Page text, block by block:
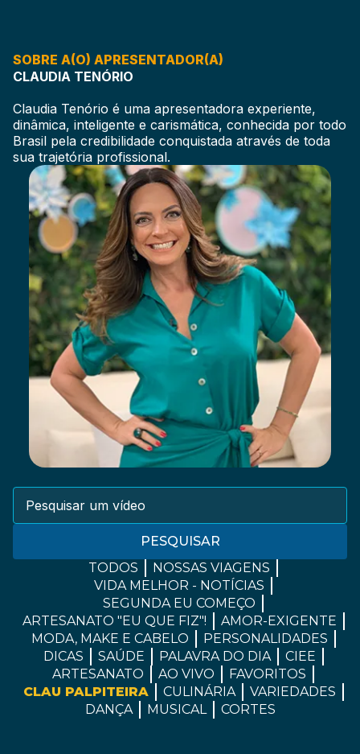
SOBRE A(O) APRESENTADOR(A)
CLAUDIA TENÓRIO
Claudia Tenório é uma apresentadora experiente,
dinâmica, inteligente e carismática, conhecida por todo
Brasil pela credibilidade conquistada através de toda
sua trajetória profissional.
PESQUISAR
TODOS
NOSSAS VIAGENS
VIDA MELHOR - NOTÍCIAS
SEGUNDA EU COMEÇO
ARTESANATO "EU QUE FIZ"!
AMOR-EXIGENTE
MODA, MAKE E CABELO
PERSONALIDADES
DICAS
SAÚDE PALAVRA DO DIA
CIEE
ARTESANATO
AO VIVO
FAVORITOS
CLAU PALPITEIRA
CULINÁRIA
VARIEDADES
DANÇA
MUSICAL CORTES